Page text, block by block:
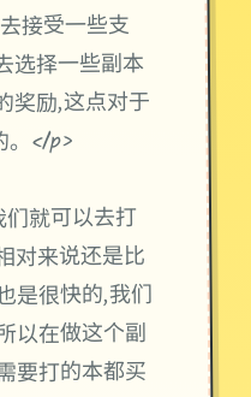
接受一些支
选择一些副本
奖励,这点对于
。</p>
就可以去打
对来说还是比
是很快的,我们
以在做这个副
要打的本都买